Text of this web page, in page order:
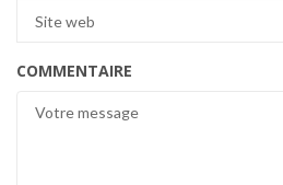
COMMENTAIRE